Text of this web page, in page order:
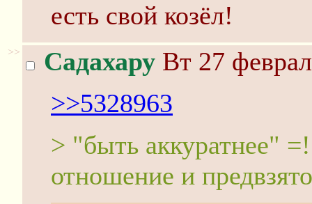
есть свой козёл!
>> Садахару Вт 27
>>5328963
> "быть аккуратнее"
отношение и